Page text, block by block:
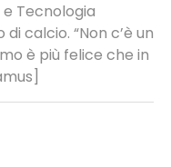
Tecnologia
calcio. “Non c’è un
è più felice che in